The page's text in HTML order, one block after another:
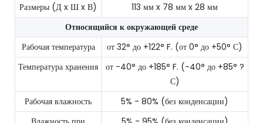
Размеры (Д x Ш x В)
113 мм x 78 мм x 28 мм
Относящийся к окружающей среде
Рабочая температура
от 32° до +122° F. (от 0° до +50° С)
Температура хранения
от -40° до +185° F. (-40° до +85° ?
С)
Рабочая влажность
5% - 80% (без конденсации)